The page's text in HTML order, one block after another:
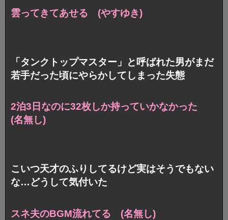
雲ってきてあせる (やすゆき)
「タンクトップマスター」と呼ばれた男がまだ
若手だった頃にやらかしてしまった失態
2泊3日なのに32枚しか持っていかなかった
(名無し)
こいつ天才のふりしてるけど実はそうでもない
な…どうして気付いた
スネ夫のBGM流れてる (名無し)